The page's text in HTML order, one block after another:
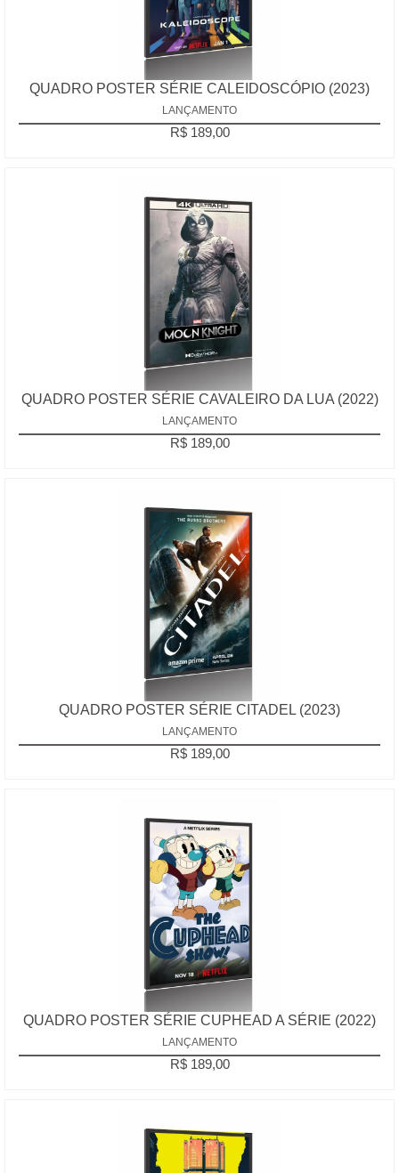
QUADRO POSTER SÉRIE CALEIDOSCÓPIO (2023)
LANÇAMENTO
R$ 189,00
QUADRO POSTER SÉRIE CAVALEIRO DA LUA (2022)
LANÇAMENTO
R$ 189,00
QUADRO POSTER SÉRIE CITADEL (2023)
LANÇAMENTO
R$ 189,00
QUADRO POSTER SÉRIE CUPHEAD A SÉRIE (2022)
LANÇAMENTO
R$ 189,00